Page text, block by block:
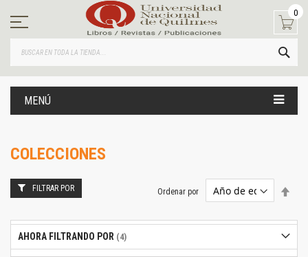
contenido
0
MENÚ
COLECCIONES
Ordenar por
FILTRAR POR
AHORA FILTRANDO POR